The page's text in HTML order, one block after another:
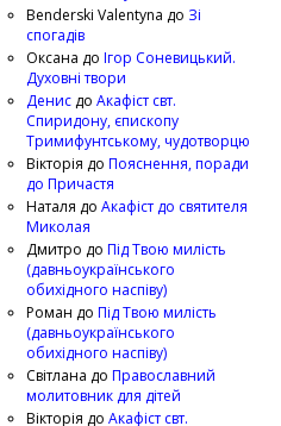
Benderski Valentyna до Зі
спогадів
Оксана до Ігор Соневицький.
Духовні твори
Денис до Акафіст свт.
Спиридону, єпископу
Тримифунтському, чудотворцю
Вікторія до Пояснення, поради
до Причастя
Наталя до Акафіст до святителя
Миколая
Дмитро до Під Твою милість
(давньоукраїнського
обихідного наспіву)
Роман до Під Твою милість
(давньоукраїнського
обихідного наспіву)
Світлана до Православний
молитовник для дітей
Вікторія до Акафіст свт.